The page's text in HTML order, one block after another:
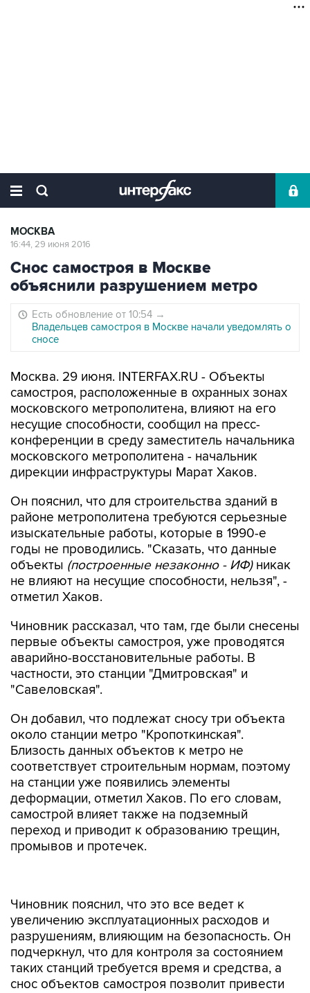
МОСКВА
16:44, 29 июня 2016
Снос самостроя в Москве
объяснили разрушением метро
Есть обновление от 10:54 →
Владельцев самостроя в Москве начали уведомлять о
сносе
Москва. 29 июня. INTERFAX.RU - Объекты
самостроя, расположенные в охранных зонах
московского метрополитена, влияют на его
несущие способности, сообщил на пресс-
конференции в среду заместитель начальника
московского метрополитена - начальник
дирекции инфраструктуры Марат Хаков.
Он пояснил, что для строительства зданий в
районе метрополитена требуются серьезные
изыскательные работы, которые в 1990-е
годы не проводились. "Сказать, что данные
объекты (построенные незаконно - ИФ) никак
не влияют на несущие способности, нельзя", -
отметил Хаков.
Чиновник рассказал, что там, где были снесены
первые объекты самостроя, уже проводятся
аварийно-восстановительные работы. В
частности, это станции "Дмитровская" и
"Савеловская".
Он добавил, что подлежат сносу три объекта
около станции метро "Кропоткинская".
Близость данных объектов к метро не
соответствует строительным нормам, поэтому
на станции уже появились элементы
деформации, отметил Хаков. По его словам,
самострой влияет также на подземный
переход и приводит к образованию трещин,
промывов и протечек.
разрушениям, влияющим на безопасность. Он
подчеркнул, что для контроля за состоянием
таких станций требуется время и средства, а
снос объектов самостроя позволит привести
инфраструктуру метрополитена в
удовлетворительное состояние.